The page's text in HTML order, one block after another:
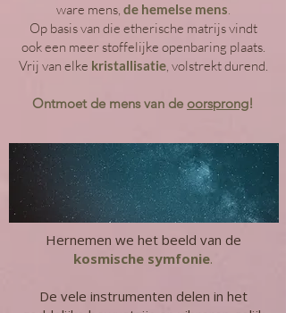
ware mens, de hemelse mens.
Op basis van die etherische matrijs vindt
ook een meer stoffelijke openbaring plaats.
Vrij van elke kristallisatie, volstrekt durend.
Ontmoet de mens van de oorsprong!
Hernemen we het beeld van de
kosmische symfonie.
De vele instrumenten delen in het